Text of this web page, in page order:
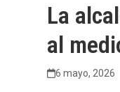
La
al
6 mayo, 2026